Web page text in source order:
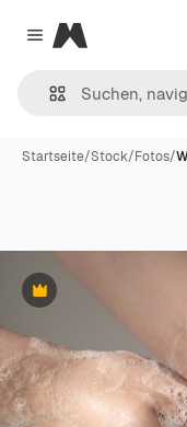
Close menu
Magnific
Startseite/Stock/Fotos/
Premium